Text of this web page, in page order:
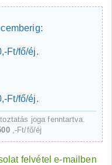
Ft/fő/éj.
Ft/fő/éj.
joga fenntartva.
,-Ft/fő/éj
felvétel e-mailben